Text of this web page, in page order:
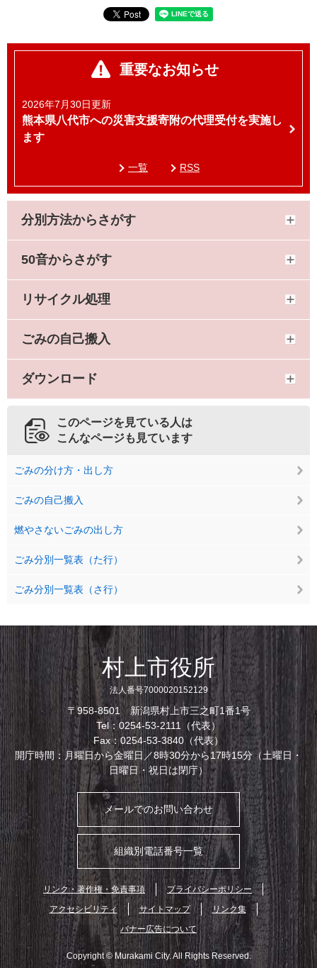
重要なお知らせ
2026年7月30日更新
熊本県八代市への災害支援寄附の代理受付を実施し
ます
一覧 RSS
分別方法からさがす
50音からさがす
リサイクル処理
ごみの自己搬入
ダウンロード
このページを見ている人は
こんなページも見ています
ごみの分け方・出し方
ごみの自己搬入
燃やさないごみの出し方
ごみ分別一覧表（た行）
ごみ分別一覧表（さ行）
村上市役所
法人番号7000020152129
〒958-8501 新潟県村上市三之町1番1号
Tel：0254-53-2111（代表）
Fax：0254-53-3840（代表）
開庁時間：月曜日から金曜日／8時30分から17時15分（土曜日・
日曜日・祝日は閉庁）
メールでのお問い合わせ
組織別電話番号一覧
リンク・著作権・免責事項
プライバシーポリシー
アクセシビリティ
サイトマップ
リンク集
バナー広告について
Copyright © Murakami City. All Rights Reserved.